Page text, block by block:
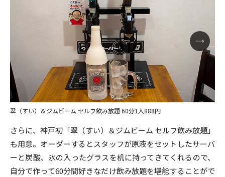
翠（すい）＆ジムビーム セルフ飲み放題 60分1人888円
さらに、神戸初「翠（すい）＆ジムビーム セルフ飲み放題」
も用意。オーダーするとスタッフが原液をセットしたサーバ
ーと炭酸、氷の入ったグラスを机に持ってきてくれるので、
自分で作って60分間好きなだけ飲み放題を堪能することがで